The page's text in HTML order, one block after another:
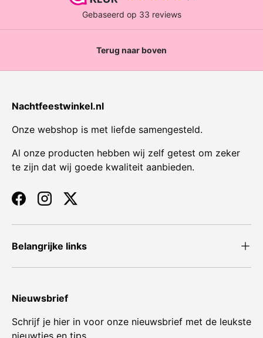
Terug naar boven
Nachtfeestwinkel.nl
Onze webshop is met liefde samengesteld.
Al onze producten hebben wij zelf getest om zeker
te zijn dat wij goede kwaliteit aanbieden.
FacebookInstagramTwitter
Belangrijke links
Nieuwsbrief
Schrijf je hier in voor onze nieuwsbrief met de leukste
nieuwtjes en tips.